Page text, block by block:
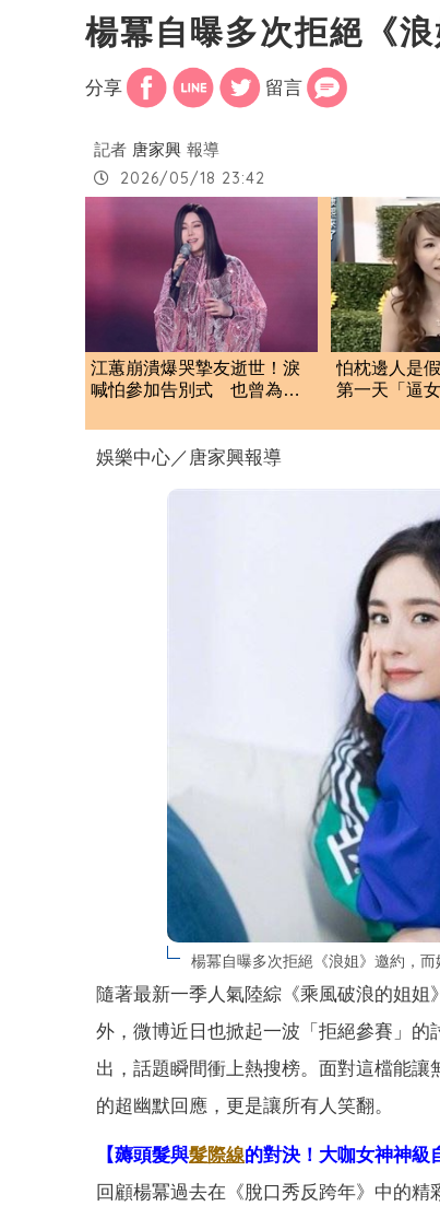
楊冪自曝多次拒絕《
分享 留言
記者 唐家興 報導
2026/05/18 23:42
江蕙崩潰爆哭摯友逝世！淚
喊怕參加告別式 也曾為抗
怕枕邊人是
第一天「逼
娛樂中心／唐家興報導
楊冪自曝多次拒絕《浪姐》邀約，
隨著最新一季人氣陸綜《乘風破浪的姐
外，微博近日也掀起一波「拒絕參賽」的
出，話題瞬間衝上熱搜榜。面對這檔能
的超幽默回應，更是讓所有人笑翻。
【薅頭髮與髮際線的對決！大咖女神神級
回顧楊冪過去在《脫口秀反跨年》中的